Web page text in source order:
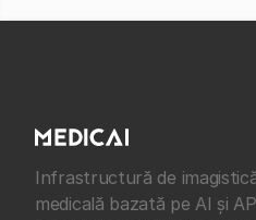
Infrastructură de
medicală bazată pe AI și